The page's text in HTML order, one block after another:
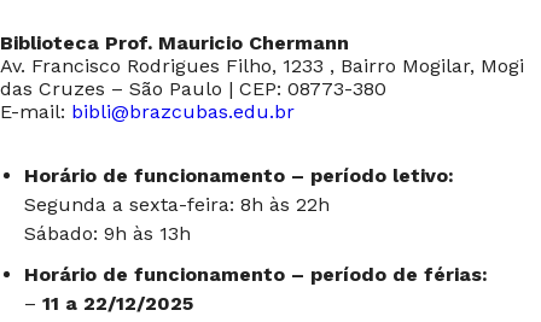
Biblioteca Prof. Mauricio Chermann
Av. Francisco Rodrigues Filho, 1233 , Bairro Mogilar, Mogi
das Cruzes – São Paulo | CEP: 08773-380
E-mail: bibli@brazcubas.edu.br
Horário de funcionamento – período letivo:
Segunda a sexta-feira: 8h às 22h
Sábado: 9h às 13h
Horário de funcionamento – período de férias:
– 11 a 22/12/2025